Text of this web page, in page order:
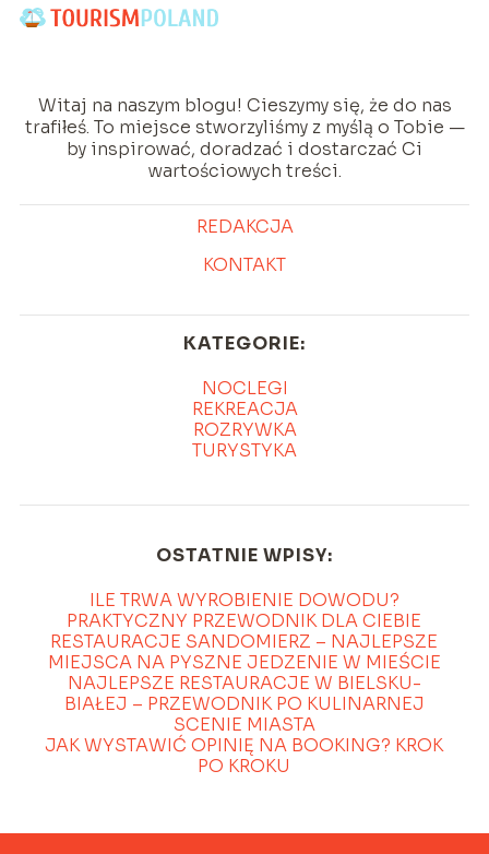
Witaj na naszym blogu! Cieszymy się, że do nas
trafiłeś. To miejsce stworzyliśmy z myślą o Tobie —
by inspirować, doradzać i dostarczać Ci
wartościowych treści.
REDAKCJA
KONTAKT
KATEGORIE:
NOCLEGI
REKREACJA
ROZRYWKA
TURYSTYKA
OSTATNIE WPISY:
ILE TRWA WYROBIENIE DOWODU?
PRAKTYCZNY PRZEWODNIK DLA CIEBIE
RESTAURACJE SANDOMIERZ – NAJLEPSZE
MIEJSCA NA PYSZNE JEDZENIE W MIEŚCIE
NAJLEPSZE RESTAURACJE W BIELSKU-
BIAŁEJ – PRZEWODNIK PO KULINARNEJ
SCENIE MIASTA
JAK WYSTAWIĆ OPINIĘ NA BOOKING? KROK
PO KROKU